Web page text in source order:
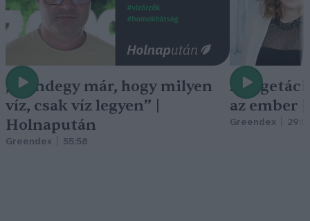
„Mindegy már, hogy milyen
víz, csak víz legyen” |
Holnapután
Greendex 55:58
A
az ember
Greendex